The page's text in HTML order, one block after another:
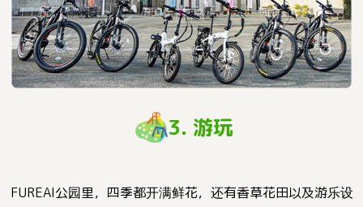
3. 游玩
FUREAI公园里，四季都开满鲜花，还有香草花田以及游乐设